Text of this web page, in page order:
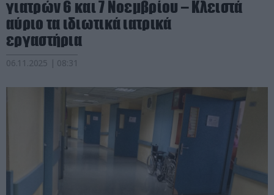
γιατρών 6 και 7 Νοεμβρίου – Κλειστά
αύριο τα ιδιωτικά ιατρικά
εργαστήρια
06.11.2025 | 08:31